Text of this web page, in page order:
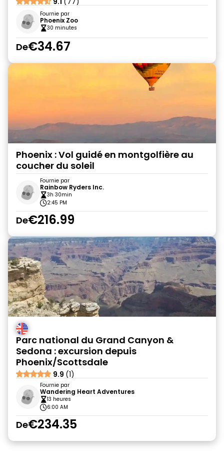
Fournie par
Phoenix Zoo
30 minutes
De€34.67
Phoenix : Vol guidé en montgolfière au
coucher du soleil
Fournie par
Rainbow Ryders Inc.
3h 30min
2:45 PM
De€216.99
Parc national du Grand Canyon &
Sedona : excursion depuis
Phoenix/Scottsdale
9.9 (1)
Fournie par
Wandering Heart Adventures
13 heures
6:00 AM
De€234.35